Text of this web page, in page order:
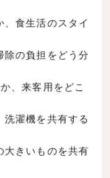
食生活のスタイ
除の負担をどう分
、来客用をどこ
濯機を共有する
大きいものを共有